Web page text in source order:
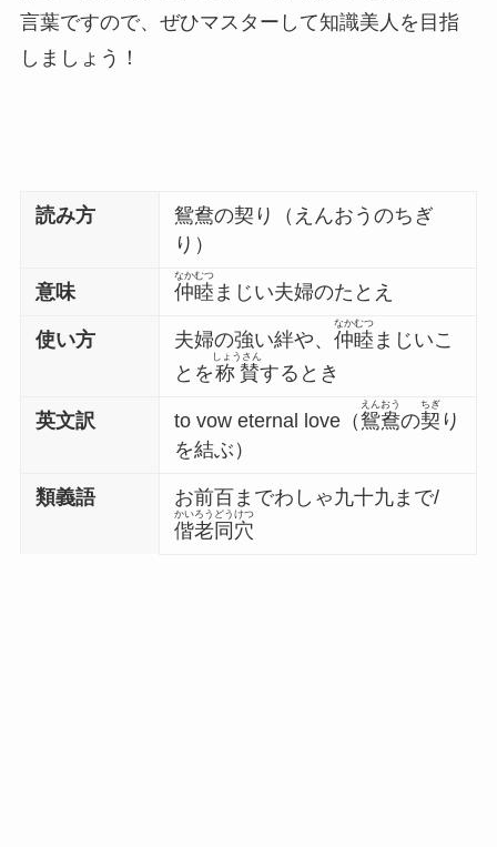
言葉ですので、ぜひマスターして知識美人を目指
しましょう！
読み方
鴛鴦の契り（えんおうのちぎ
り）
意味 仲睦
なかむつ
まじい夫婦のたとえ
使い方 夫婦の強い絆や、仲睦
なかむつ
まじいこ
とを称賛
しょうさん
するとき
英文訳 to vow eternal love（鴛鴦
えんおう
の契
ちぎ
り
を結ぶ）
類義語
お前百までわしゃ九十九まで/
偕老同穴
かいろうどうけつ